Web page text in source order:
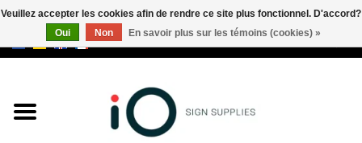
Marques
Veuillez accepter les cookies afin de rendre ce site plus fonctionnel. D'accord?
Oui
Non En savoir plus sur les témoins (cookies) »